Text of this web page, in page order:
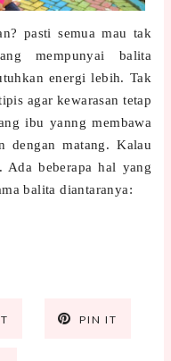
pasti semua mau tak
mempunyai balita
energi lebih. Tak
agar kewarasan tetap
ibu yanng membawa
dengan matang. Kalau
Ada beberapa hal yang
balita diantaranya:
PIN IT